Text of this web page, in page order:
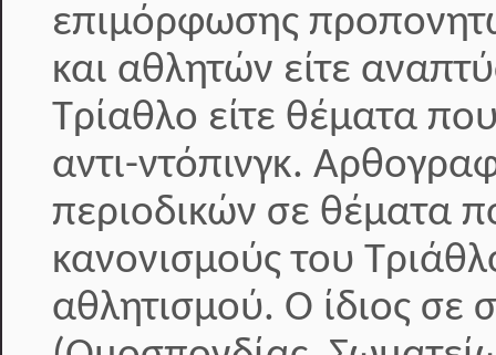
επιμόρφωσης
και αθλητών είτε
Τρίαθλο είτε θέματα
αντι-ντόπινγκ.
περιοδικών σε θέματα
κανονισμούς του
αθλητισμού. Ο ίδιος σε